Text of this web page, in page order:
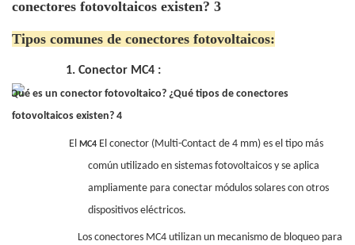
Tipos comunes de conectores fotovoltaicos:
1. Conector MC4 :
El MC4 El conector (Multi-Contact de 4 mm) es el tipo más
común utilizado en sistemas fotovoltaicos y se aplica
ampliamente para conectar módulos solares con otros
dispositivos eléctricos.
Los conectores MC4 utilizan un mecanismo de bloqueo para